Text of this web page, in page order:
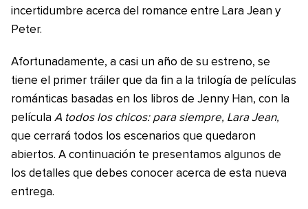
incertidumbre acerca del romance entre Lara Jean y
Peter.
Afortunadamente, a casi un año de su estreno, se
tiene el primer tráiler que da fin a la trilogía de películas
románticas basadas en los libros de Jenny Han, con la
película A todos los chicos: para siempre, Lara Jean,
que cerrará todos los escenarios que quedaron
abiertos. A continuación te presentamos algunos de
los detalles que debes conocer acerca de esta nueva
entrega.